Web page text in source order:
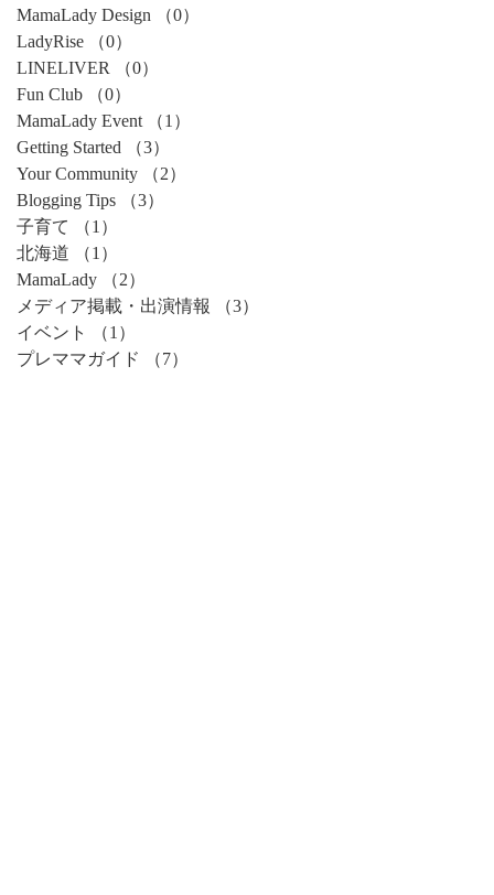
MamaLady Design
（0）
LadyRise
（0）
LINELIVER
（0）
Fun Club
（0）
MamaLady Event
（1）
Getting Started
（3）
Your Community
（2）
Blogging Tips
（3）
子育て
（1）
北海道
（1）
MamaLady
（2）
メディア掲載・出演情報
（3）
イベント
（1）
プレママガイド
（7）